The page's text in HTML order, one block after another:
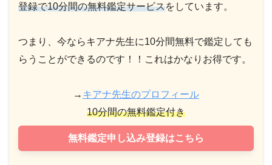
登録で10分間の無料鑑定サービスをしています。
つまり、今ならキアナ先生に10分間無料で鑑定しても
らうことができるのです！！これはかなりお得です。
→ キアナ先生のプロフィール
10分間の無料鑑定付き
無料鑑定申し込み登録はこちら